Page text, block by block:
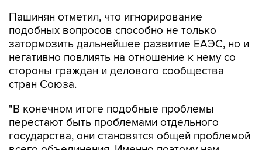
Пашинян отметил, что игнорирование
подобных вопросов способно не только
затормозить дальнейшее развитие ЕАЭС, но и
негативно повлиять на отношение к нему со
стороны граждан и делового сообщества
стран Союза.
"В конечном итоге подобные проблемы
перестают быть проблемами отдельного
государства, они становятся общей проблемой